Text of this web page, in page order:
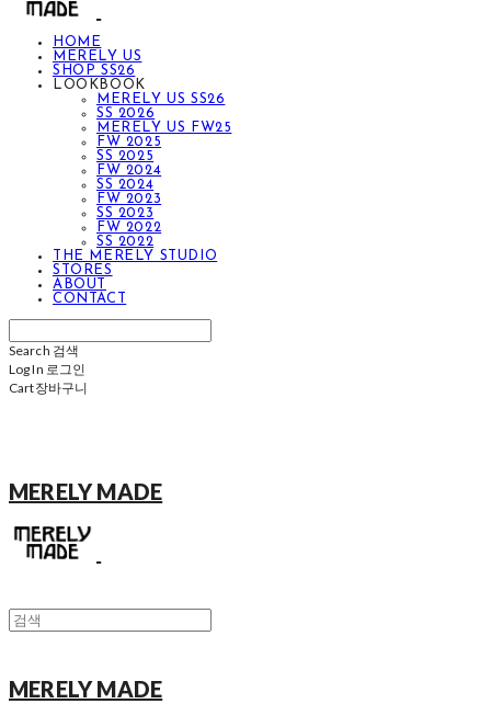
HOME
MERELY US
SHOP SS26
LOOKBOOK
MERELY US SS26
SS 2026
MERELY US FW25
FW 2025
SS 2025
FW 2024
SS 2024
FW 2023
SS 2023
FW 2022
SS 2022
THE MERELY STUDIO
STORES
ABOUT
CONTACT
Search 검색
Log In 로그인
Cart장바구니
MERELY MADE
MERELY MADE